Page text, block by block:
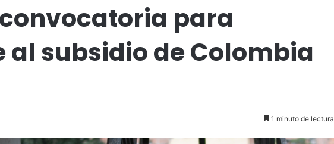
para
al subsidio de Colombia
1 minuto de lectura